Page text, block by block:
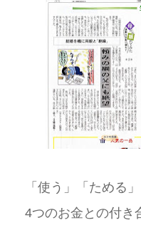
「使う」「ためる
4つのお金との付き